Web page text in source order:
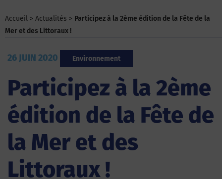
Accueil > Actualités > Participez à la 2ème édition de la Fête de la
Mer et des Littoraux !
26 JUIN 2020 Environnement
Participez à la 2ème
édition de la Fête de
la Mer et des
Littoraux !